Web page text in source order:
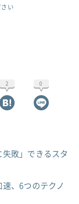
い
2 0
敗」できるスタ
、6つのテクノ